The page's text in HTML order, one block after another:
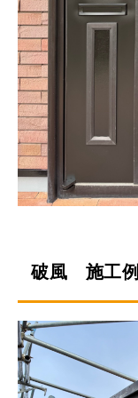
破風 施工例